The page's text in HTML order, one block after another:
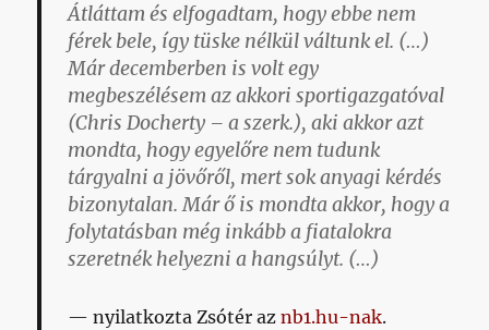
Átláttam és elfogadtam, hogy ebbe nem
férek bele, így tüske nélkül váltunk el. (…)
Már decemberben is volt egy
megbeszélésem az akkori sportigazgatóval
(Chris Docherty – a szerk.), aki akkor azt
mondta, hogy egyelőre nem tudunk
tárgyalni a jövőről, mert sok anyagi kérdés
bizonytalan. Már ő is mondta akkor, hogy a
folytatásban még inkább a fiatalokra
szeretnék helyezni a hangsúlyt. (…)
nyilatkozta Zsótér aznb1.hu-nak.